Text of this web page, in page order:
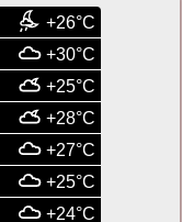
+26°C
+30°C
+25°C
+28°C
+27°C
+25°C
+24°C